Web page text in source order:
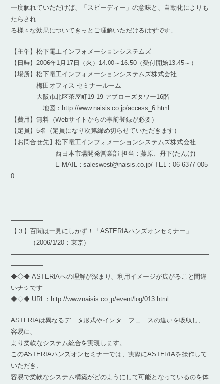
一度触れていただけば、「スピーディー」の意味と、自動化によりも
たらされ
る様々な効果についてきっとご理解いただけるはずです。
【主催】松下電工インフォメーションシステムズ
【日時】2006年1月17日（火）14:00～16:50（受付開始13:45～）
【場所】松下電工インフォメーションシステムズ株式会社
梅田オフィス セミナールーム
大阪市北区茶屋町19-19 アプローズタワー16階
地図：http://www.naisis.co.jp/access_6.html
【費用】無料（Webサイトからの事前登録が必要）
【定員】5名（定員になり次第締め切らせていただきます）
【お問合せ先】松下電工インフォメーションシステムズ株式会社
西日本市場開発営業部 担当：藤原、丹下(たんげ)
E-MAIL：saleswest@naisis.co.jp/ TEL：06-6377-005
0
―――――――――――――――――――――――――――――――
―――――
【３】百聞は一見にしかず！「ASTERIAハンズオンセミナー」
（2006/1/20：東京）
―――――――――――――――――――――――――――――――
―――――
◆◇◆ ASTERIAへの理解が深まり、利用イメージが広がること間違
いナシです
◆◇◆ URL：http://www.naisis.co.jp/event/log/013.html
ASTERIAは異なるデータ形式やインターフェースの違いを吸収し、
容易に、
より柔軟なシステム統合を実現します。
このASTERIAハンズオンセミナーでは、実際にASTERIAを操作して
いただき、
容易で柔軟なシステム構築がどのようにして可能となっているのを体